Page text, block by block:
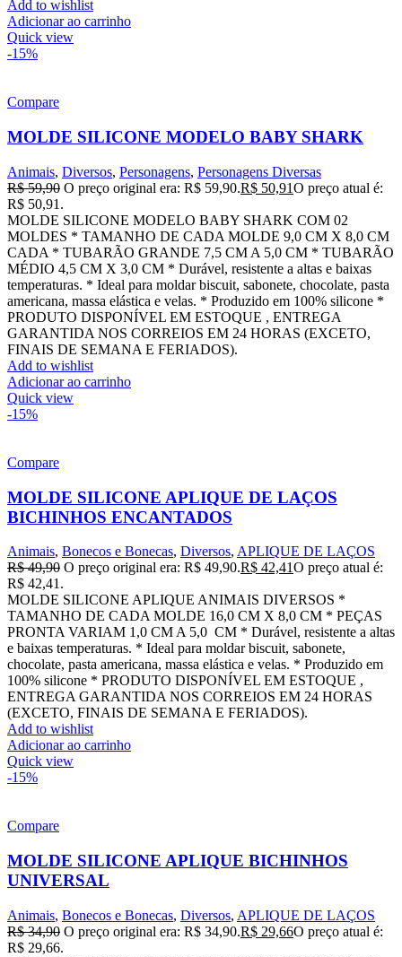
Add to wishlist
Adicionar ao carrinho
Quick view
-15%
Compare
MOLDE SILICONE MODELO BABY SHARK
Animais, Diversos, Personagens, Personagens Diversas
R$59,90 O preço original era: R$ 59,90.R$ 50,91O preço atual é:
R$ 50,91.
MOLDE SILICONE MODELO BABY SHARK COM 02
MOLDES * TAMANHO DE CADA MOLDE 9,0 CM X 8,0 CM
CADA * TUBARÃO GRANDE 7,5 CM A 5,0 CM * TUBARÃO
MÉDIO 4,5 CM X 3,0 CM * Durável, resistente a altas e baixas
temperaturas. * Ideal para moldar biscuit, sabonete, chocolate, pasta
americana, massa elástica e velas. * Produzido em 100% silicone *
PRODUTO DISPONÍVEL EM ESTOQUE , ENTREGA
GARANTIDA NOS CORREIOS EM 24 HORAS (EXCETO,
FINAIS DE SEMANA E FERIADOS).
Add to wishlist
Adicionar ao carrinho
Quick view
-15%
Compare
MOLDE SILICONE APLIQUE DE LAÇOS
BICHINHOS ENCANTADOS
Animais, Bonecos e Bonecas, Diversos, APLIQUE DE LAÇOS
R$49,90 O preço original era: R$ 49,90.R$ 42,41O preço atual é:
R$ 42,41.
MOLDE SILICONE APLIQUE ANIMAIS DIVERSOS *
TAMANHO DE CADA MOLDE 16,0 CM X 8,0 CM * PEÇAS
PRONTA VARIAM 1,0 CM A 5,0 CM * Durável, resistente a altas
e baixas temperaturas. * Ideal para moldar biscuit, sabonete,
chocolate, pasta americana, massa elástica e velas. * Produzido em
100% silicone * PRODUTO DISPONÍVEL EM ESTOQUE ,
ENTREGA GARANTIDA NOS CORREIOS EM 24 HORAS
(EXCETO, FINAIS DE SEMANA E FERIADOS).
Add to wishlist
Adicionar ao carrinho
Quick view
-15%
Compare
MOLDE SILICONE APLIQUE BICHINHOS
UNIVERSAL
Animais, Bonecos e Bonecas, Diversos, APLIQUE DE LAÇOS
R$34,90 O preço original era: R$ 34,90.R$ 29,66O preço atual é:
R$ 29,66.